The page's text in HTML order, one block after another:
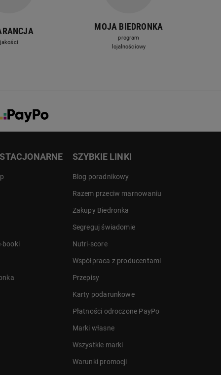
jakości
MOJA BIEDRONKA
program
lojalnościowy
booki
SZYBKIE LINKI
Blog poradnikowy
Razem przeciw marnowaniu
Zakupy Biedronka
Segreguj świadomie
Nutri-score
Współpraca z producentami
Przepisy
Karty podarunkowe
Płatności odroczone PayPo
Marki własne
Wszystkie marki
Warunki promocji